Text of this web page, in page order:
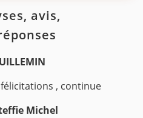
avis,
, continue
Michel